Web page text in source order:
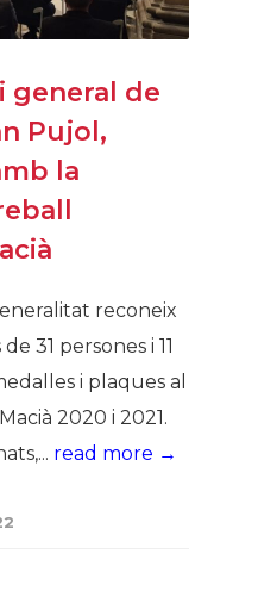
general de
Pujol,
la
reconeix
31 persones i 11
i plaques al
2020 i 2021.
read more →